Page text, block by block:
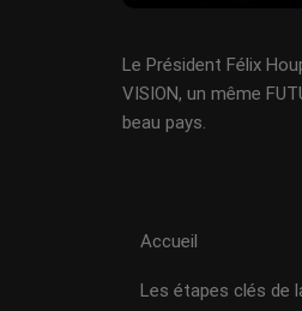
Le Président Félix
VISION, un même
beau pays.
Accueil
Les étapes clés de